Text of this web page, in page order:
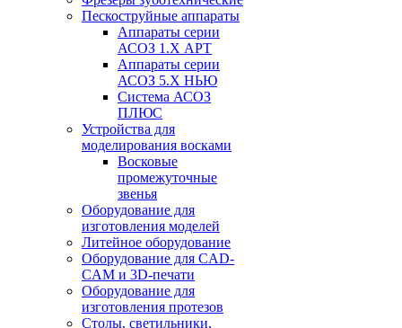
Пескоструйные аппараты
Аппараты серии
АСОЗ 1.Х АРТ
Аппараты серии
АСОЗ 5.Х НЬЮ
Система АСОЗ
ПЛЮС
Устройства для
моделирования восками
Восковые
промежуточные
звенья
Оборудование для
изготовления моделей
Литейное оборудование
Оборудование для CAD-
CAM и 3D-печати
Оборудование для
изготовления протезов
Cтолы, светильники,